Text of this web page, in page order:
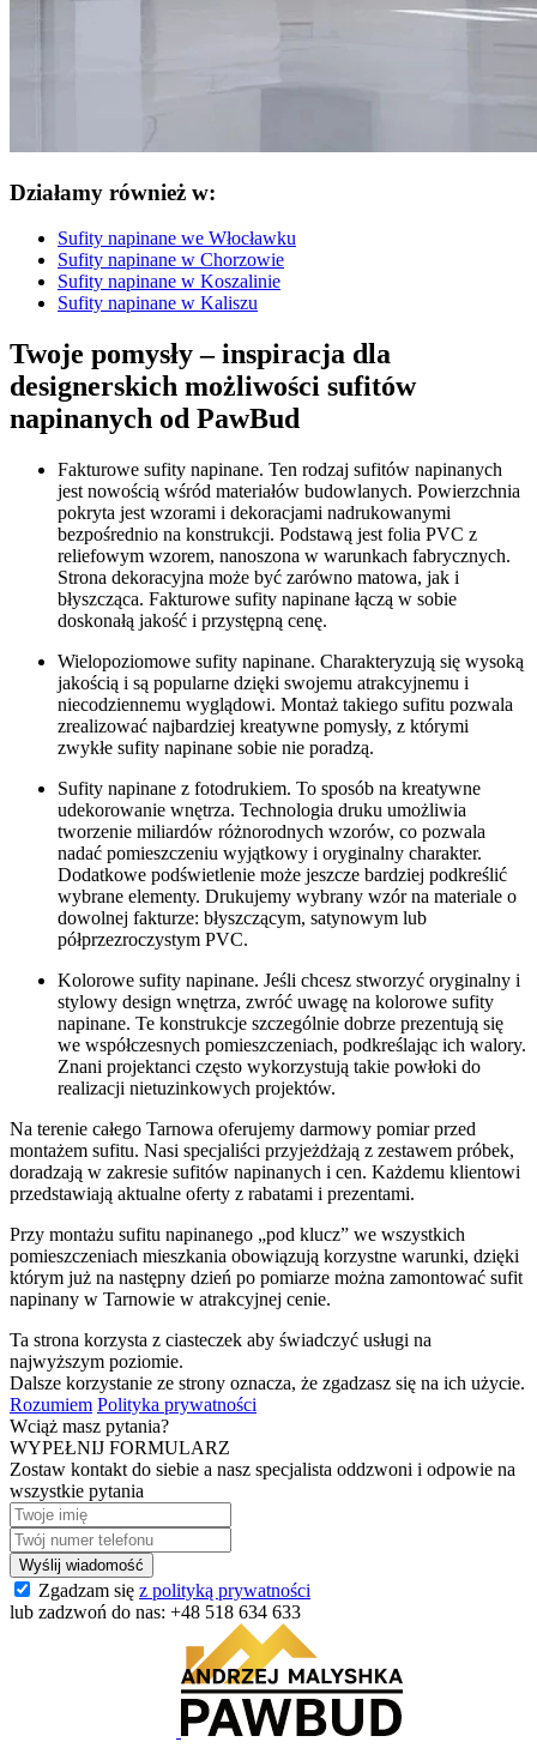
Działamy również w:
Sufity napinane we Włocławku
Sufity napinane w Chorzowie
Sufity napinane w Koszalinie
Sufity napinane w Kaliszu
Twoje pomysły – inspiracja dla
designerskich możliwości sufitów
napinanych od PawBud
Fakturowe sufity napinane. Ten rodzaj sufitów napinanych
jest nowością wśród materiałów budowlanych. Powierzchnia
pokryta jest wzorami i dekoracjami nadrukowanymi
bezpośrednio na konstrukcji. Podstawą jest folia PVC z
reliefowym wzorem, nanoszona w warunkach fabrycznych.
Strona dekoracyjna może być zarówno matowa, jak i
błyszcząca. Fakturowe sufity napinane łączą w sobie
doskonałą jakość i przystępną cenę.
Wielopoziomowe sufity napinane. Charakteryzują się wysoką
jakością i są popularne dzięki swojemu atrakcyjnemu i
niecodziennemu wyglądowi. Montaż takiego sufitu pozwala
zrealizować najbardziej kreatywne pomysły, z którymi
zwykłe sufity napinane sobie nie poradzą.
Sufity napinane z fotodrukiem. To sposób na kreatywne
udekorowanie wnętrza. Technologia druku umożliwia
tworzenie miliardów różnorodnych wzorów, co pozwala
nadać pomieszczeniu wyjątkowy i oryginalny charakter.
Dodatkowe podświetlenie może jeszcze bardziej podkreślić
wybrane elementy. Drukujemy wybrany wzór na materiale o
dowolnej fakturze: błyszczącym, satynowym lub
półprzezroczystym PVC.
Kolorowe sufity napinane. Jeśli chcesz stworzyć oryginalny i
stylowy design wnętrza, zwróć uwagę na kolorowe sufity
napinane. Te konstrukcje szczególnie dobrze prezentują się
we współczesnych pomieszczeniach, podkreślając ich walory.
Znani projektanci często wykorzystują takie powłoki do
realizacji nietuzinkowych projektów.
Na terenie całego Tarnowa oferujemy darmowy pomiar przed
montażem sufitu. Nasi specjaliści przyjeżdżają z zestawem próbek,
doradzają w zakresie sufitów napinanych i cen. Każdemu klientowi
przedstawiają aktualne oferty z rabatami i prezentami.
Przy montażu sufitu napinanego „pod klucz” we wszystkich
pomieszczeniach mieszkania obowiązują korzystne warunki, dzięki
którym już na następny dzień po pomiarze można zamontować sufit
napinany w Tarnowie w atrakcyjnej cenie.
Ta strona korzysta z ciasteczek aby świadczyć usługi na
najwyższym poziomie.
Dalsze korzystanie ze strony oznacza, że zgadzasz się na ich użycie.
Rozumiem Polityka prywatności
Wciąż masz pytania?
WYPEŁNIJ FORMULARZ
Zostaw kontakt do siebie a nasz specjalista oddzwoni i odpowie na
wszystkie pytania
Zgadzam się z polityką prywatności
lub zadzwoń do nas: +48 518 634 633